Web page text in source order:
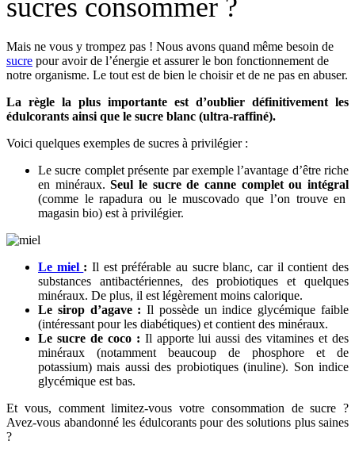
sucres consommer ?
Mais ne vous y trompez pas ! Nous avons quand même besoin de
sucre pour avoir de l’énergie et assurer le bon fonctionnement de
notre organisme. Le tout est de bien le choisir et de ne pas en abuser.
La règle la plus importante est d’oublier définitivement les
édulcorants ainsi que le sucre blanc (ultra-raffiné).
Voici quelques exemples de sucres à privilégier :
Le sucre complet présente par exemple l’avantage d’être riche
en minéraux.Seul le sucre de canne complet ou intégral
(comme le rapadura ou le muscovado que l’on trouve en
magasin bio) est à privilégier.
Le miel :Il est préférable au sucre blanc, car il contient des
substances antibactériennes, des probiotiques et quelques
minéraux. De plus, il est légèrement moins calorique.
Le sirop d’agave :Il possède un indice glycémique faible
(intéressant pour les diabétiques) et contient des minéraux.
Le sucre de coco : Il apporte lui aussi des vitamines et des
minéraux (notamment beaucoup de phosphore et de
potassium) mais aussi des probiotiques (inuline). Son indice
glycémique est bas.
Et vous, comment limitez-vous votre consommation de sucre ?
Avez-vous abandonné les édulcorants pour des solutions plus saines
?